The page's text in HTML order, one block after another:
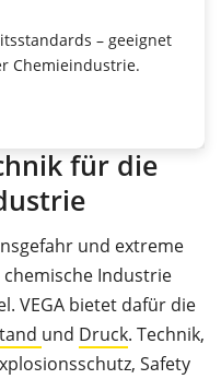
– geeignet
Chemieindustrie.
für die
und extreme
Industrie
VEGA bietet dafür die
und Druck. Technik,
Safety